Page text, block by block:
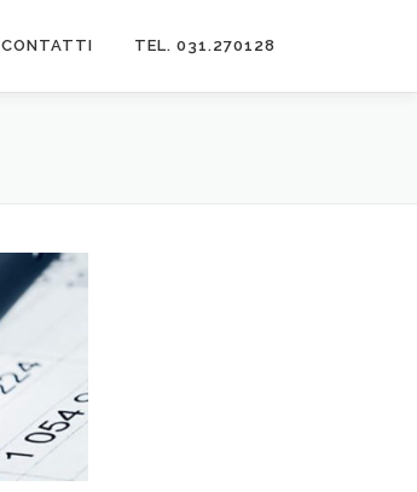
CONTATTI TEL. 031.270128